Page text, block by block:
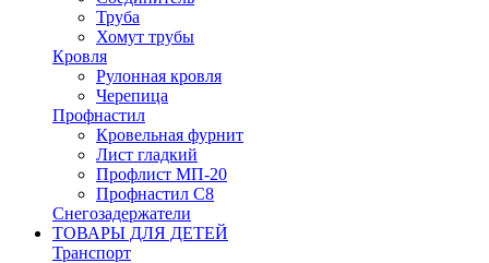
Труба
Хомут трубы
Кровля
Рулонная кровля
Черепица
Профнастил
Кровельная фурнит
Лист гладкий
Профлист МП-20
Профнастил С8
Снегозадержатели
ТОВАРЫ ДЛЯ ДЕТЕЙ
Транспорт